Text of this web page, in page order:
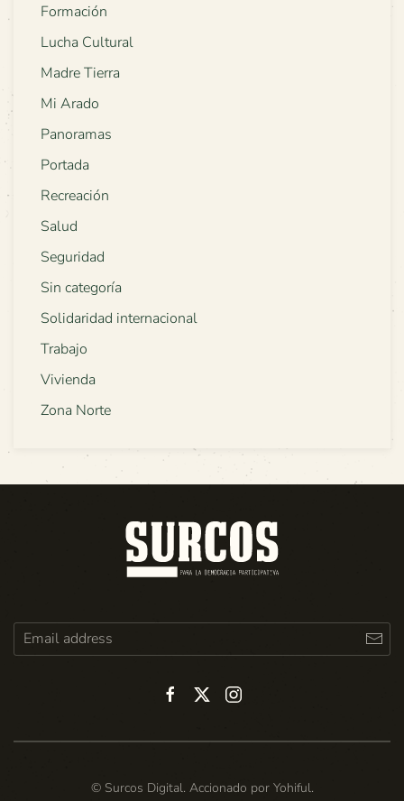
Formación
Lucha Cultural
Madre Tierra
Mi Arado
Panoramas
Portada
Recreación
Salud
Seguridad
Sin categoría
Solidaridad internacional
Trabajo
Vivienda
Zona Norte
© Surcos Digital. Accionado por Yohiful.